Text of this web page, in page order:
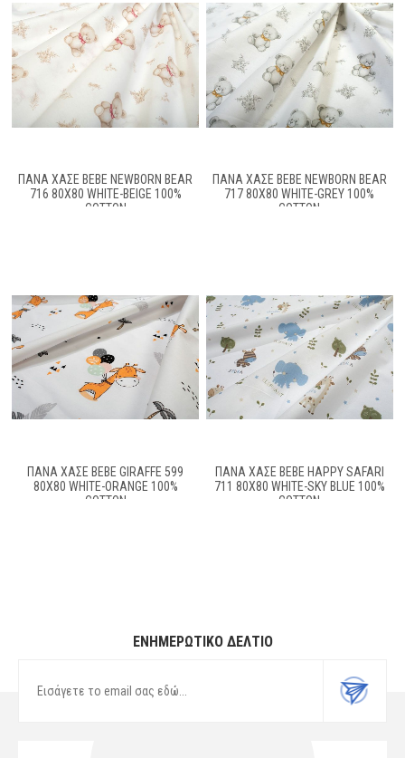
ΠΆΝΑ ΧΑΣΈ BEBE NEWBORN BEAR
716 80X80 WHITE-BEIGE 100%
COTTON
ΠΆΝΑ ΧΑΣΈ BEBE NEWBORN BEAR
717 80X80 WHITE-GREY 100%
COTTON
ΠΆΝΑ ΧΑΣΈ BEBE GIRAFFE 599
80X80 WHITE-ORANGE 100%
COTTON
ΠΆΝΑ ΧΑΣΈ BEBE HAPPY SAFARI
711 80X80 WHITE-SKY BLUE 100%
COTTON
ΕΝΗΜΕΡΩΤΙΚΌ ΔΕΛΤΊΟ